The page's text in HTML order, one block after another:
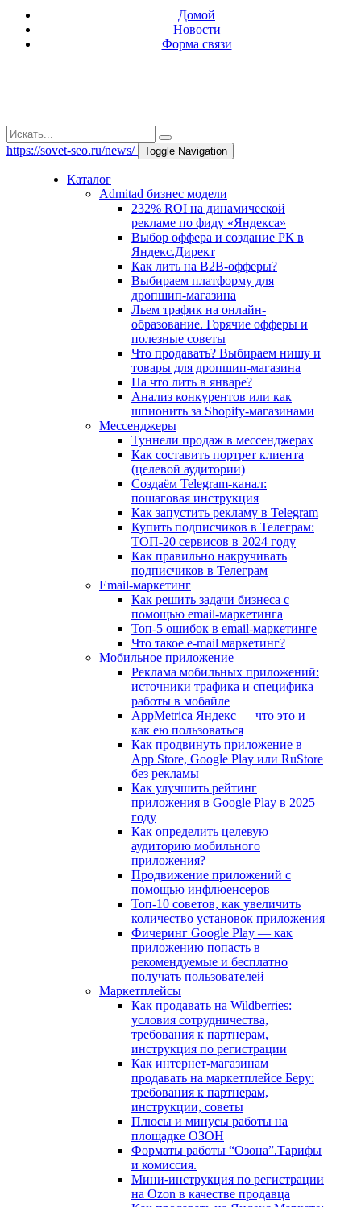
Домой
Новости
Форма связи
https://sovet-seo.ru/news/ Toggle Navigation
Каталог
Admitad бизнес модели
232% ROI на динамической
рекламе по фиду «Яндекса»
Выбор оффера и создание РК в
Яндекс.Директ
Как лить на B2B-офферы?
Выбираем платформу для
дропшип-магазина
Льем трафик на онлайн-
образование. Горячие офферы и
полезные советы
Что продавать? Выбираем нишу и
товары для дропшип-магазина
На что лить в январе?
Анализ конкурентов или как
шпионить за Shopify-магазинами
Мессенджеры
Туннели продаж в мессенджерах
Как составить портрет клиента
(целевой аудитории)
Создаём Telegram-канал:
пошаговая инструкция
Как запустить рекламу в Telegram
Купить подписчиков в Телеграм:
ТОП-20 сервисов в 2024 году
Как правильно накручивать
подписчиков в Телеграм
Email-маркетинг
Как решить задачи бизнеса с
помощью email-маркетинга
Топ-5 ошибок в email-маркетинге
Что такое e-mail маркетинг?
Мобильное приложение
Реклама мобильных приложений:
источники трафика и специфика
работы в мобайле
AppMetrica Яндекс — что это и
как ею пользоваться
Как продвинуть приложение в
App Store, Google Play или RuStore
без рекламы
Как улучшить рейтинг
приложения в Google Play в 2025
году
Как определить целевую
аудиторию мобильного
приложения?
Продвижение приложений с
помощью инфлюенсеров
Топ-10 советов, как увеличить
количество установок приложения
Фичеринг Google Play — как
приложению попасть в
рекомендуемые и бесплатно
получать пользователей
Маркетплейсы
Как продавать на Wildberries:
условия сотрудничества,
требования к партнерам,
инструкция по регистрации
Как интернет-магазинам
продавать на маркетплейсе Беру:
требования к партнерам,
инструкции, советы
Плюсы и минусы работы на
площадке ОЗОН
Форматы работы “Озона”.Тарифы
и комиссия.
Мини-инструкция по регистрации
на Ozon в качестве продавца